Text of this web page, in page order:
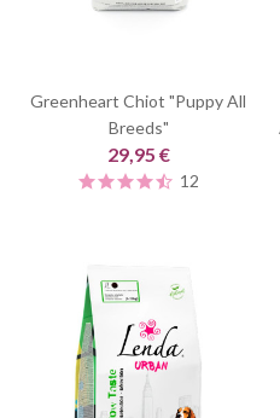
Greenheart Chiot "Puppy All
Breeds"
29,95 €
12